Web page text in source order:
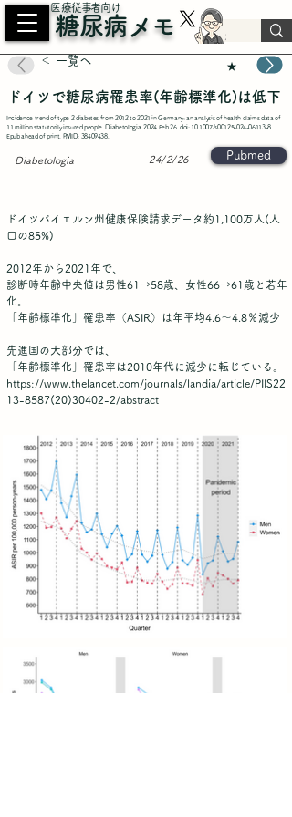
​医療従事者向け
糖尿病メモ
＜ 一覧へ ★
ドイツで糖尿病罹患率(年齢標準化)は低下
Incidence trend of type 2 diabetes from 2012 to 2021 in Germany: an analysis of health claims data of
11 million statutorily insured people. Diabetologia. 2024 Feb 26. doi: 10.1007/s00125-024-06113-8.
Epub ahead of print. PMID: 38409438.
24/2/26
Diabetologia Pubmed
ドイツバイエルン州健康保険請求データ約1,100万人(人
口の85%)
2012年から2021年で、
診断時年齢中央値は男性61→58歳、女性66→61歳と若年
化。
「年齢標準化」罹患率（ASIR）は年平均4.6～4.8％減少
先進国の大部分では、
「年齢標準化」罹患率は2010年代に減少に転じている。
https://www.thelancet.com/journals/landia/article/PIIS22
13-8587(20)30402-2/abstract